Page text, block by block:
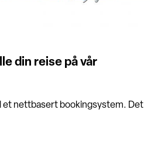
din reise på vår
et nettbasert bookingsystem. Det